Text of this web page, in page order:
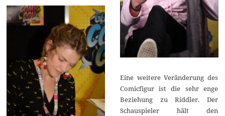
Eine weitere Veränderung des
Comicfigur ist die sehr enge
Beziehung zu Riddler. Der
Schauspieler hält den